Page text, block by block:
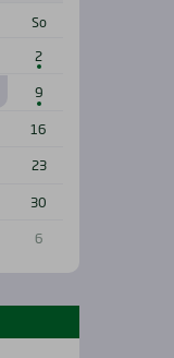
So
2
9
16
23
30
6